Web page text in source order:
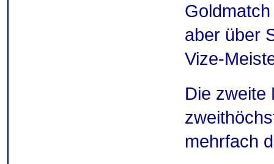
aber über
Vize-
Die zweite
mehrfach